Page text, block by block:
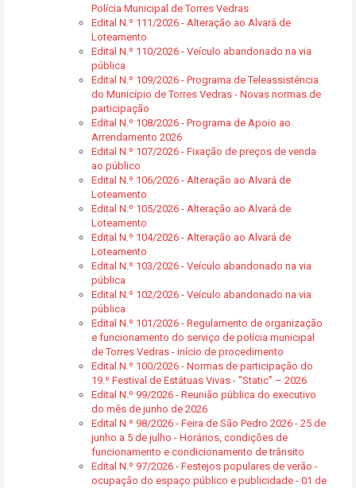
Polícia Municipal de Torres Vedras
Edital N.º 111/2026 - Alteração ao Alvará de
Loteamento
Edital N.º 110/2026 - Veículo abandonado na via
pública
Edital N.º 109/2026 - Programa de Teleassistência
do Município de Torres Vedras - Novas normas de
participação
Edital N.º 108/2026 - Programa de Apoio ao
Arrendamento 2026
Edital N.º 107/2026 - Fixação de preços de venda
ao público
Edital N.º 106/2026 - Alteração ao Alvará de
Loteamento
Edital N.º 105/2026 - Alteração ao Alvará de
Loteamento
Edital N.º 104/2026 - Alteração ao Alvará de
Loteamento
Edital N.º 103/2026 - Veículo abandonado na via
pública
Edital N.º 102/2026 - Veículo abandonado na via
pública
Edital N.º 101/2026 - Regulamento de organização
e funcionamento do serviço de polícia municipal
de Torres Vedras - início de procedimento
Edital N.º 100/2026 - Normas de participação do
19.º Festival de Estátuas Vivas - “Static” – 2026
Edital N.º 99/2026 - Reunião pública do executivo
do mês de junho de 2026
Edital N.º 98/2026 - Feira de São Pedro 2026 - 25 de
junho a 5 de julho - Horários, condições de
funcionamento e condicionamento de trânsito
Edital N.º 97/2026 - Festejos populares de verão -
ocupação do espaço público e publicidade - 01 de